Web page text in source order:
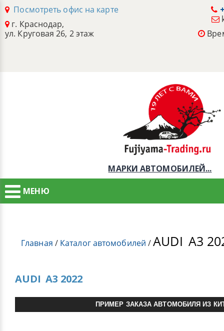
Посмотреть офис на карте
г. Краснодар,
ул. Круговая 26, 2 этаж
МАРКИ АВТОМОБИЛЕЙ...
МЕНЮ
Главная / Каталог автомобилей /AUDI A3
AUDI A3 2022
ПРИМЕР ЗАКАЗА АВТОМОБИЛЯ ИЗ